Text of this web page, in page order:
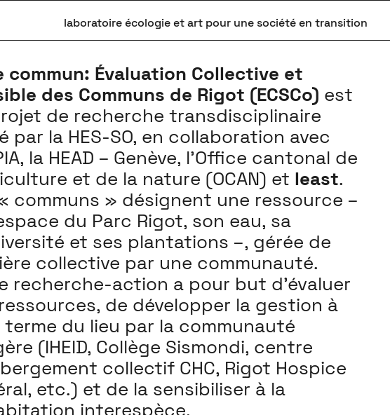
laboratoire écologie et art pour une société en transition
commun: Évaluation Collective et
des Communs de Rigot (ECSCo) est
de recherche transdisciplinaire
par la HES-SO, en collaboration avec
la HEAD – Genève, l’Office cantonal de
et de la nature (OCAN) et least.
communs » désignent une ressource –
du Parc Rigot, son eau, sa
et ses plantations –, gérée de
collective par une communauté.
recherche-action a pour but d’évaluer
de développer la gestion à
terme du lieu par la communauté
(IHEID, Collège Sismondi, centre
collectif CHC, Rigot Hospice
etc.) et de la sensibiliser à la
interespèce.